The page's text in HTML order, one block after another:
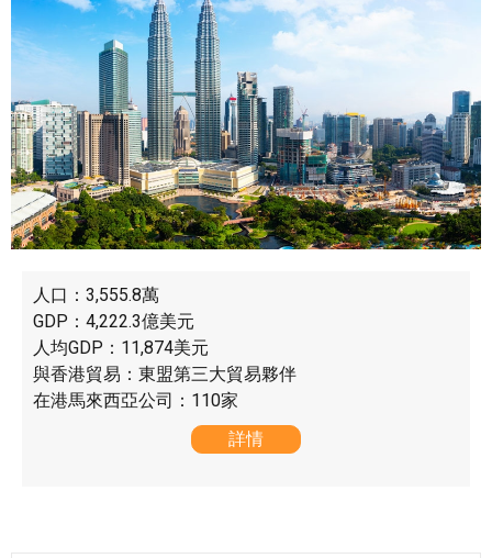
人口：3,555.8萬
GDP：4,222.3億美元
人均GDP：11,874美元
與香港貿易：東盟第三大貿易夥伴
在港馬來西亞公司：110家
詳情